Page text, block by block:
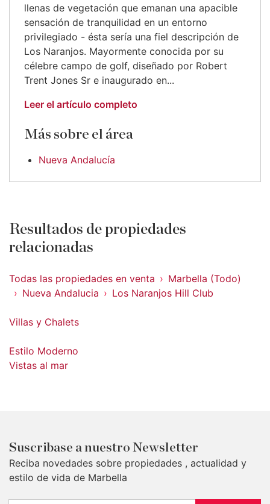
llenas de vegetación que emanan una apacible
sensación de tranquilidad en un entorno
privilegiado - ésta sería una fiel descripción de
Los Naranjos. Mayormente conocida por su
célebre campo de golf, diseñado por Robert
Trent Jones Sr e inaugurado en...
Leer el artículo completo
Más sobre el área
Nueva Andalucía
Resultados de propiedades
relacionadas
Todas las propiedades en venta
Marbella (Todo)
Nueva Andalucia
Los Naranjos Hill Club
Villas y Chalets
Estilo Moderno
Vistas al mar
Suscribase a nuestro Newsletter
Reciba novedades sobre propiedades , actualidad y
estilo de vida de Marbella